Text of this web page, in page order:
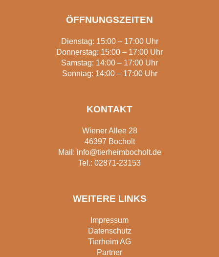
ÖFFNUNGSZEITEN
Dienstag: 15:00 – 17:00 Uhr
Donnerstag: 15:00 – 17:00 Uhr
Samstag: 14:00 – 17:00 Uhr
Sonntag: 14:00 – 17:00 Uhr
KONTAKT
Wiener Allee 28
46397 Bocholt
Mail: info@tierheimbocholt.de
Tel.: 02871-23153
WEITERE LINKS
Impressum
Datenschutz
Tierheim AG
Partner